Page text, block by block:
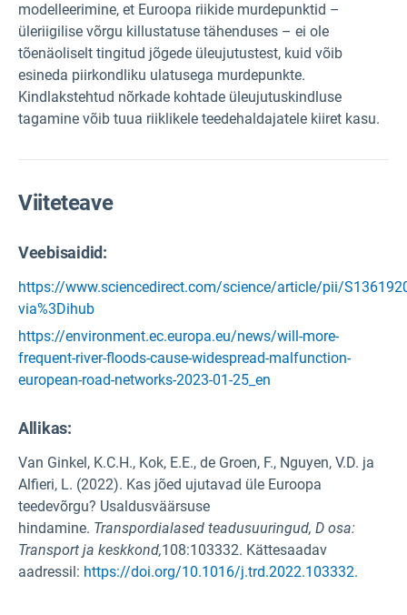
modelleerimine, et Euroopa riikide murdepunktid –
üleriigilise võrgu killustatuse tähenduses – ei ole
tõenäoliselt tingitud jõgede üleujutustest, kuid võib
esineda piirkondliku ulatusega murdepunkte.
Kindlakstehtud nõrkade kohtade üleujutuskindluse
tagamine võib tuua riiklikele teedehaldajatele kiiret kasu.
Viiteteave
Veebisaidid:
https://www.sciencedirect.com/science/article/pii/
via%3Dihub
https://environment.ec.europa.eu/news/will-more-
frequent-river-floods-cause-widespread-malfunction-
european-road-networks-2023-01-25_en
Allikas:
Van Ginkel, K.C.H., Kok, E.E., de Groen, F., Nguyen, V.D. ja
Alfieri, L. (2022). Kas jõed ujutavad üle Euroopa
teedevõrgu? Usaldusväärsuse
hindamine. Transpordialased teadusuuringud, D osa:
Transport ja keskkond,108:103332. Kättesaadav
aadressil: https://doi.org/10.1016/j.trd.2022.103332.